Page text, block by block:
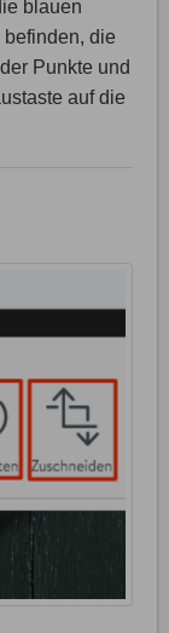
blauen
die
Punkte und
auf die